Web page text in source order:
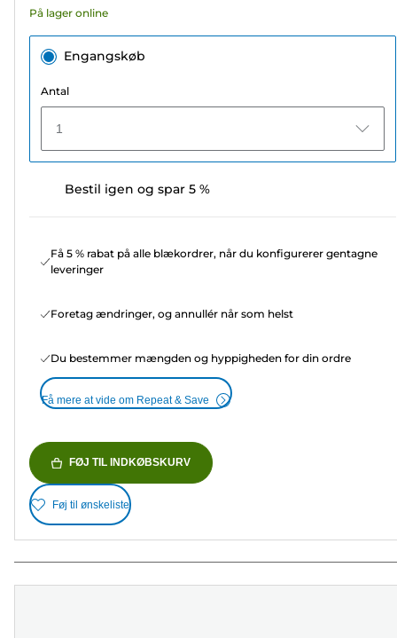
anmeldelser
På lager online
Engangskøb
Antal
1
Bestil igen og spar 5 %
Få 5 % rabat på alle blækordrer, når du konfigurerer gentagne
leveringer
Foretag ændringer, og annullér når som helst
Du bestemmer mængden og hyppigheden for din ordre
Få mere at vide om Repeat & Save
FØJ TIL INDKØBSKURV
Føj til ønskeliste